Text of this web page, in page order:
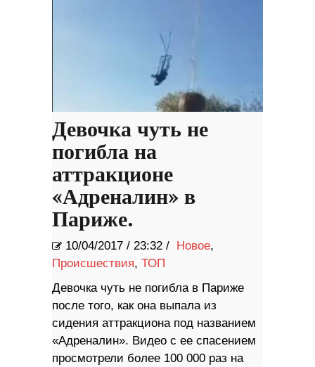
Девочка чуть не
погибла на
аттракционе
«Адреналин» в
Париже.
10/04/2017 / 23:32 / Новое,
Происшествия, ТОП
Девочка чуть не погибла в Париже
после того, как она выпала из
сидения аттракциона под названием
«Адреналин». Видео с ее спасением
просмотрели более 100 000 раз на